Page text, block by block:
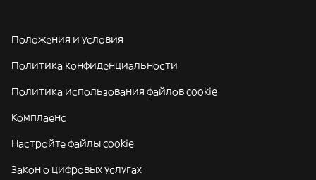
Положения и условия
Политика конфиденциальности
Политика использования файлов cookie
Комплаенс
Настройте файлы cookie
Закон о цифровых услугах